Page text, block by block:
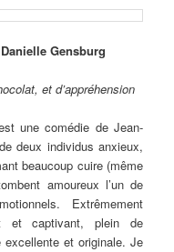
Gensburg
et d’appréhension
une comédie de Jean-
deux individus anxieux,
beaucoup cuire (même
amoureux l’un de
Extrêmement
et captivant, plein de
excellente et originale. Je